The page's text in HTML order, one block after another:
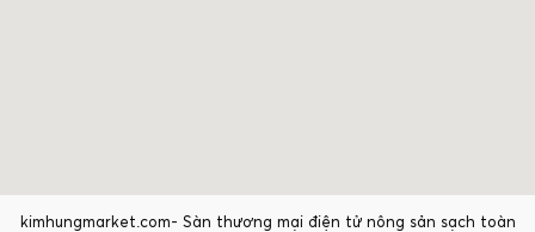
kimhungmarket.com- Sàn thương mại điện tử nông sản sạch toàn